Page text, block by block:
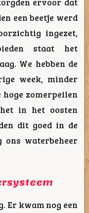
een beetje werd
ingezet,
staat het
We hebben de
week, minder
zomerpeilen
in het oosten
dit goed in de
ons waterbeheer
Er kwam nog een